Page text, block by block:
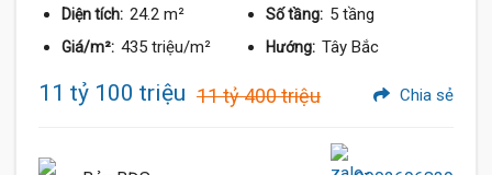
Diện tích: 24.2 m² Số tầng: 5 tầng
Giá/m²: 435 triệu/m² Hướng: Tây Bắc
11 tỷ 100 triệu 11 tỷ 400 triệu Chia sẻ